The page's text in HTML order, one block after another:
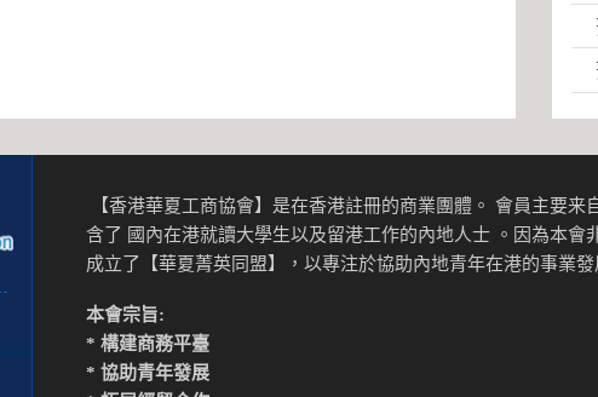
【香港華夏工商協會】是在香港註冊的商業團體。 會員主要
含了 國內在港就讀大學生以及留港工作的內地人士 。因為本
成立了【華夏菁英同盟】，以專注於協助內地青年在港的事業
本會宗旨:
* 構建商務平臺
* 協助青年發展